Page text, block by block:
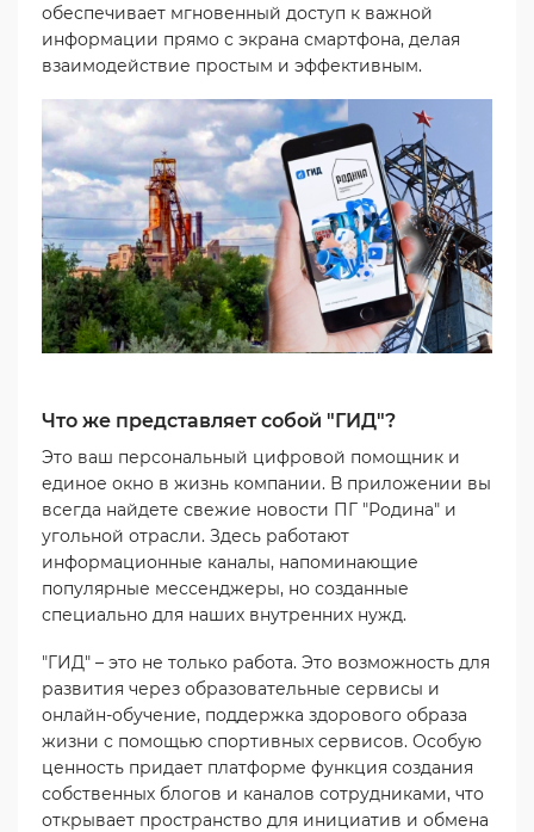
обеспечивает мгновенный доступ к важной
информации прямо с экрана смартфона, делая
взаимодействие простым и эффективным.
Что же представляет собой "ГИД"?
Это ваш персональный цифровой помощник и
единое окно в жизнь компании. В приложении вы
всегда найдете свежие новости ПГ "Родина" и
угольной отрасли. Здесь работают
информационные каналы, напоминающие
популярные мессенджеры, но созданные
специально для наших внутренних нужд.
"ГИД" – это не только работа. Это возможность для
развития через образовательные сервисы и
онлайн-обучение, поддержка здорового образа
жизни с помощью спортивных сервисов. Особую
ценность придает платформе функция создания
собственных блогов и каналов сотрудниками, что
открывает пространство для инициатив и обмена